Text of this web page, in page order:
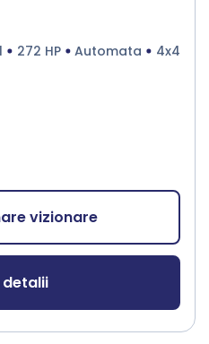
272 HP Automata 4x4
vizionare
detalii